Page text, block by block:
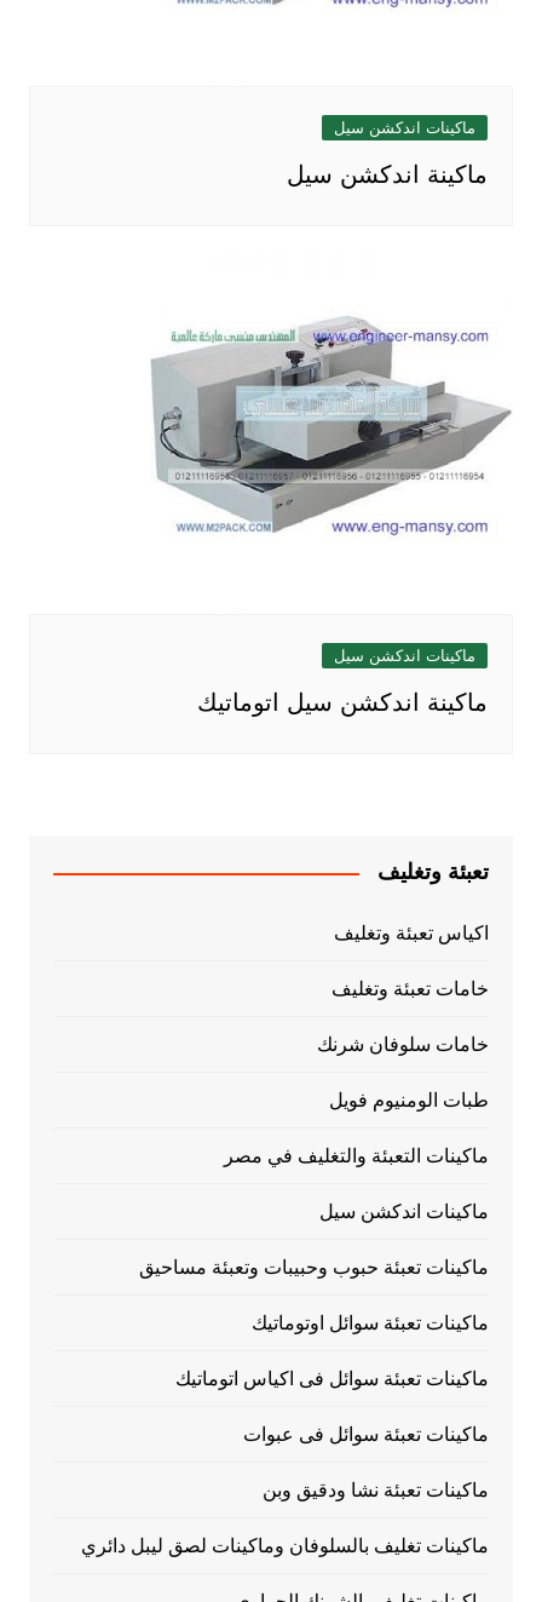
ماكينات اندكشن سيل
ماكينة اندكشن سيل
ماكينات اندكشن سيل
ماكينة اندكشن سيل اتوماتيك
تعبئة وتغليف
اكياس تعبئة وتغليف
خامات تعبئة وتغليف
خامات سلوفان شرنك
طبات الومنيوم فويل
ماكينات التعبئة والتغليف في مصر
ماكينات اندكشن سيل
ماكينات تعبئة حبوب وحبيبات وتعبئة مساحيق
ماكينات تعبئة سوائل اوتوماتيك
ماكينات تعبئة سوائل فى اكياس اتوماتيك
ماكينات تعبئة سوائل فى عبوات
ماكينات تعبئة نشا ودقيق وبن
ماكينات تغليف بالسلوفان وماكينات لصق ليبل دائري